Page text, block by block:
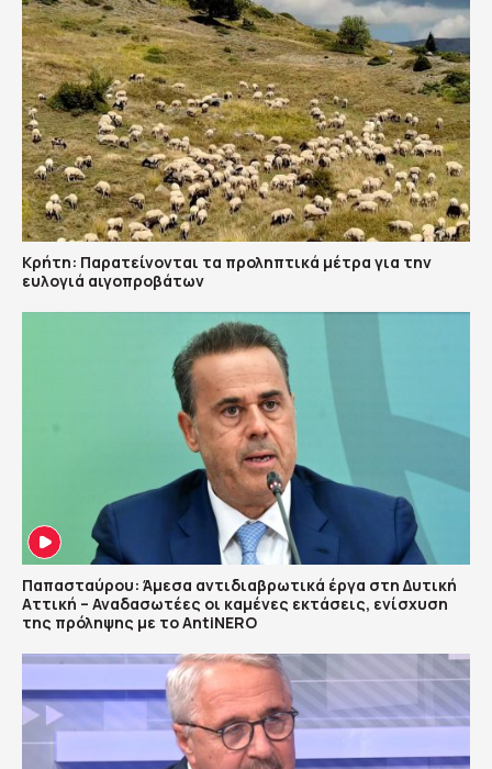
Κρήτη: Παρατείνονται τα προληπτικά μέτρα για την
ευλογιά αιγοπροβάτων
Παπασταύρου: Άμεσα αντιδιαβρωτικά έργα στη Δυτική
Αττική – Αναδασωτέες οι καμένες εκτάσεις, ενίσχυση
της πρόληψης με το AntiNERO